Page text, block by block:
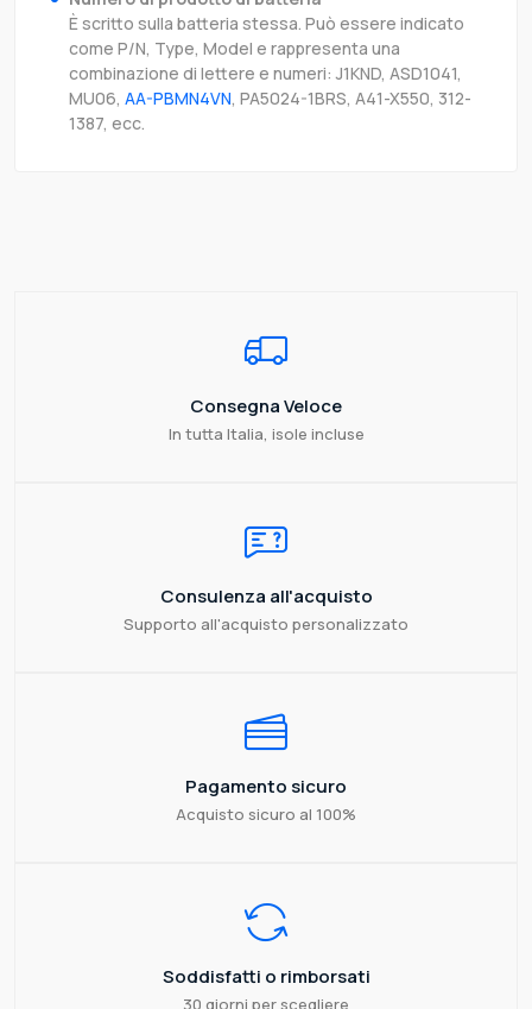
È scritto sulla batteria stessa. Può essere indicato
come P/N, Type, Model e rappresenta una
combinazione di lettere e numeri: J1KND, ASD1041,
MU06, AA-PBMN4VN, PA5024-1BRS, A41-X550, 312-
1387, ecc.
Consegna Veloce
In tutta Italia, isole incluse
Consulenza all'acquisto
Supporto all'acquisto personalizzato
Pagamento sicuro
Acquisto sicuro al 100%
Soddisfatti o rimborsati
30 giorni per scegliere